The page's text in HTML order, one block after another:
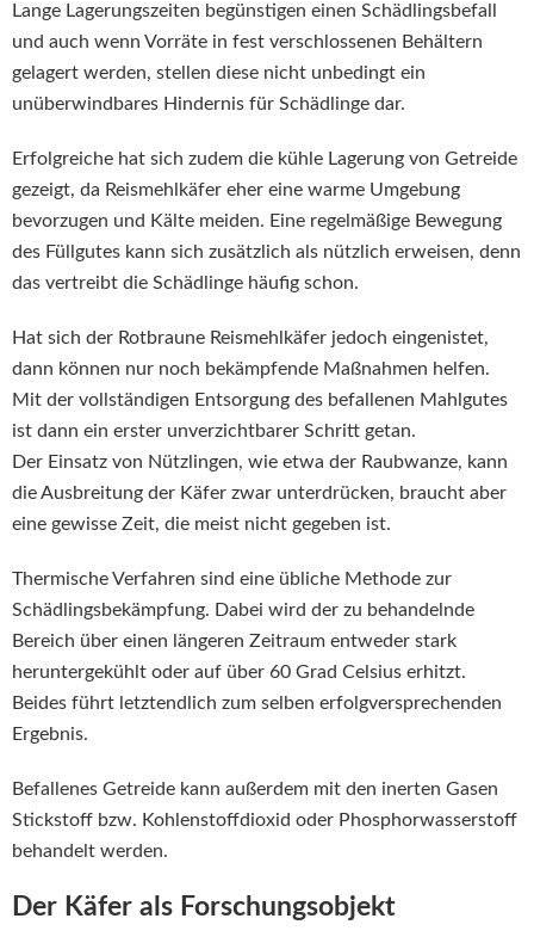
Lange Lagerungszeiten begünstigen einen Schädlingsbefall
und auch wenn Vorräte in fest verschlossenen Behältern
gelagert werden, stellen diese nicht unbedingt ein
unüberwindbares Hindernis für Schädlinge dar.
Erfolgreiche hat sich zudem die kühle Lagerung von Getreide
gezeigt, da Reismehlkäfer eher eine warme Umgebung
bevorzugen und Kälte meiden. Eine regelmäßige Bewegung
des Füllgutes kann sich zusätzlich als nützlich erweisen, denn
das vertreibt die Schädlinge häufig schon.
Hat sich der Rotbraune Reismehlkäfer jedoch eingenistet,
dann können nur noch bekämpfende Maßnahmen helfen.
Mit der vollständigen Entsorgung des befallenen Mahlgutes
ist dann ein erster unverzichtbarer Schritt getan.
Der Einsatz von Nützlingen, wie etwa der Raubwanze, kann
die Ausbreitung der Käfer zwar unterdrücken, braucht aber
eine gewisse Zeit, die meist nicht gegeben ist.
Thermische Verfahren sind eine übliche Methode zur
Schädlingsbekämpfung. Dabei wird der zu behandelnde
Bereich über einen längeren Zeitraum entweder stark
heruntergekühlt oder auf über 60 Grad Celsius erhitzt.
Beides führt letztendlich zum selben erfolgversprechenden
Ergebnis.
Befallenes Getreide kann außerdem mit den inerten Gasen
Stickstoff bzw. Kohlenstoffdioxid oder Phosphorwasserstoff
behandelt werden.
Der Käfer als Forschungsobjekt